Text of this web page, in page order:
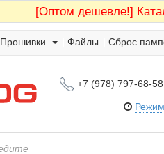
[Оптом дешевле!]
Прошивки Файлы Сброс
+7 (978) 797-68-58